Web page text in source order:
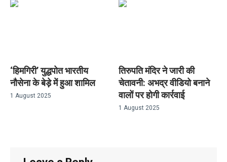
‘हिमगिरी’ युद्धपोत भारतीय
नौसेना के बेड़े में हुआ शामिल
1 August 2025
तिरुपति मंदिर ने जारी की
चेतावनी: अभद्र वीडियो बनाने
वालों पर होगी कार्रवाई
1 August 2025